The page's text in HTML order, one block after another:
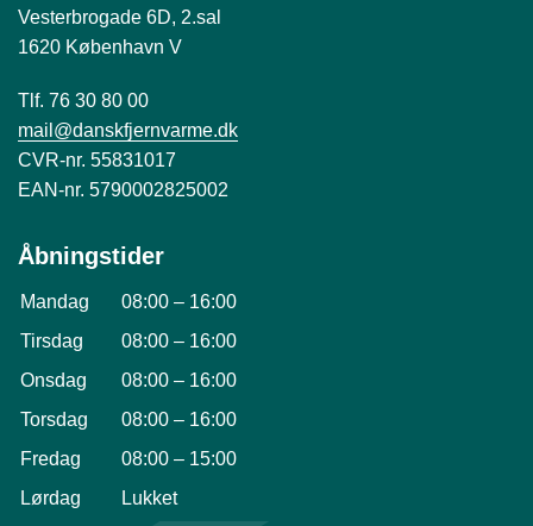
Vesterbrogade 6D, 2.sal
1620 København V
Tlf. 76 30 80 00
mail@danskfjernvarme.dk
CVR-nr. 55831017
EAN-nr. 5790002825002
Åbningstider
Mandag 08:00 – 16:00
Tirsdag
08:00 – 16:00
Onsdag
08:00 – 16:00
Torsdag
08:00 – 16:00
Fredag
08:00 – 15:00
Lørdag
Lukket